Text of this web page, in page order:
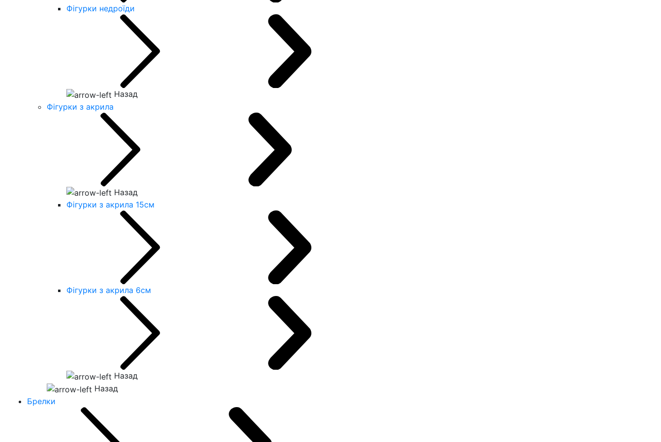
Фігурки недроїди
Назад
Фігурки з акрила
Назад
Фігурки з акрила 15см
Фігурки з акрила 6см
Назад
Назад
Брелки